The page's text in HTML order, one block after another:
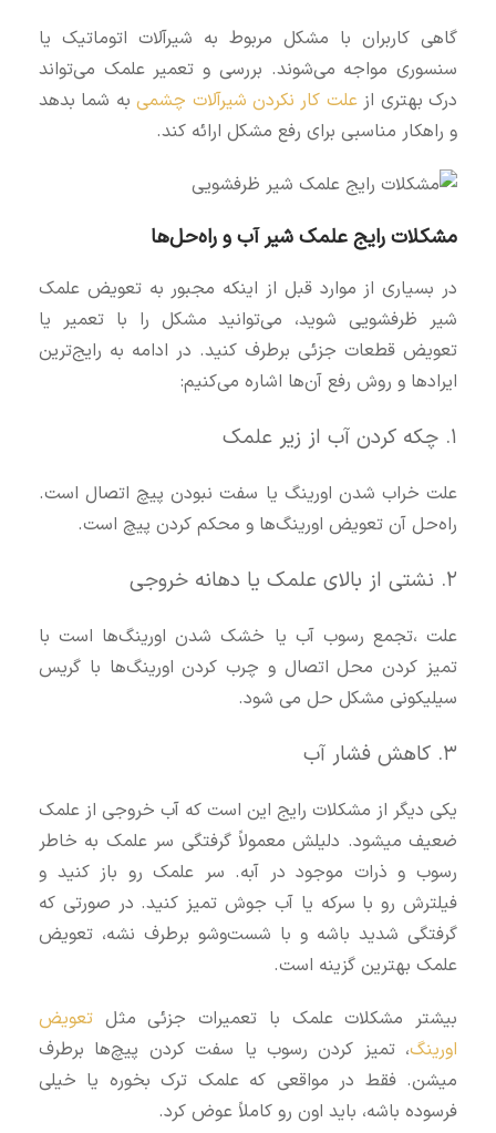
گاهی کاربران با مشکل مربوط به شیرآلات اتوماتیک یا
سنسوری مواجه می‌شوند. بررسی و تعمیر علمک می‌تواند
درک بهتری ازعلت کار نکردن شیرآلات چشمیبه شما بدهد
و راهکار مناسبی برای رفع مشکل ارائه کند.
مشکلات رایج علمک شیر آب و راه‌حل‌ها
در بسیاری از موارد قبل از اینکه مجبور به تعویض علمک
شیر ظرفشویی شوید، می‌توانید مشکل را با تعمیر یا
تعویض قطعات جزئی برطرف کنید. در ادامه به رایج‌ترین
ایرادها و روش رفع آن‌ها اشاره می‌کنیم:
۱. چکه کردن آب از زیر علمک
علت خراب شدن اورینگ یا سفت نبودن پیچ اتصال است.
راه‌حل آن تعویض اورینگ‌ها و محکم کردن پیچ است.
۲. نشتی از بالای علمک یا دهانه خروجی
علت ،تجمع رسوب آب یا خشک شدن اورینگ‌ها است با
تمیز کردن محل اتصال و چرب کردن اورینگ‌ها با گریس
سیلیکونی مشکل حل می شود.
۳. کاهش فشار آب
یکی دیگر از مشکلات رایج این است که آب خروجی از علمک
ضعیف میشود. دلیلش معمولاً گرفتگی سر علمک به خاطر
رسوب و ذرات موجود در آبه. سر علمک رو باز کنید و
فیلترش رو با سرکه یا آب جوش تمیز کنید. در صورتی که
گرفتگی شدید باشه و با شست‌وشو برطرف نشه، تعویض
علمک بهترین گزینه است.
بیشتر مشکلات علمک با تعمیرات جزئی مثل تعویض
اورینگ، تمیز کردن رسوب یا سفت کردن پیچ‌ها برطرف
میشن. فقط در مواقعی که علمک ترک بخوره یا خیلی
فرسوده باشه، باید اون رو کاملاً عوض کرد.